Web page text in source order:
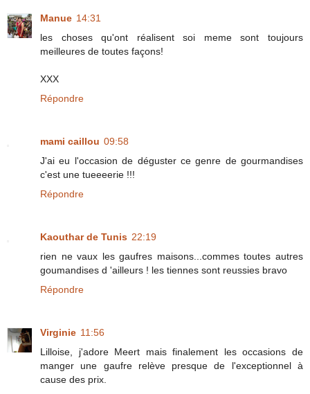
Manue 14:31
les choses qu'ont réalisent soi meme sont toujours
meilleures de toutes façons!
XXX
Répondre
mami caillou 09:58
J'ai eu l'occasion de déguster ce genre de gourmandises
c'est une tueeeerie !!!
Répondre
Kaouthar de Tunis 22:19
rien ne vaux les gaufres maisons...commes toutes autres
goumandises d 'ailleurs ! les tiennes sont reussies bravo
Répondre
Virginie 11:56
Lilloise, j'adore Meert mais finalement les occasions de
manger une gaufre relève presque de l'exceptionnel à
cause des prix.